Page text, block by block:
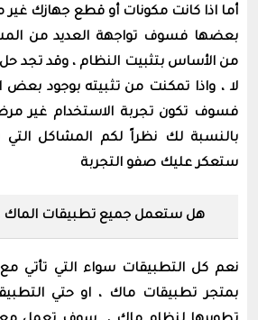
أما اذا كانت مكونات أو قطع جهازك غير
بعضها فسوف تواجهة العديد من
من الأساس بتثبيت النظام ، وقد تجد
لا ، واذا تمكنت من تثبيته بوجود بعض
فسوف تكون تجربة الاستخدام غير
بالنسبة لك نظراً لكم المشاكل
ستعكر عليك صفو التجربة
هل ستعمل جميع تطبيقات الماك
نعم كل التطبيقات سواء التي تأتي مع
بمتجر تطبيقات ماك ، او حتي